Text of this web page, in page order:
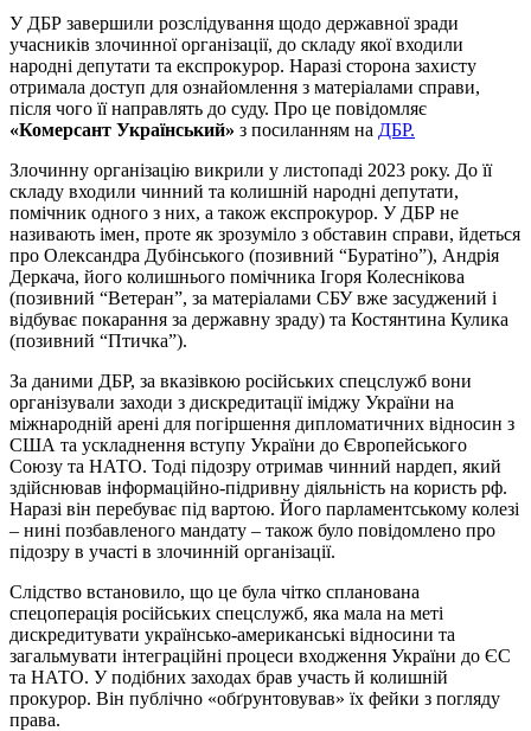
У ДБР завершили розслідування щодо державної зради
учасників злочинної організації, до складу якої входили
народні депутати та експрокурор. Наразі сторона захисту
отримала доступ для ознайомлення з матеріалами справи,
після чого її направлять до суду. Про це повідомляє
«Комерсант Український» з посиланням на ДБР.
Злочинну організацію викрили у листопаді 2023 року. До її
складу входили чинний та колишній народні депутати,
помічник одного з них, а також експрокурор. У ДБР не
називають імен, проте як зрозуміло з обставин справи, йдеться
про Олександра Дубінського (позивний “Буратіно”), Андрія
Деркача, його колишнього помічника Ігоря Колеснікова
(позивний “Ветеран”, за матеріалами СБУ вже засуджений і
відбуває покарання за державну зраду) та Костянтина Кулика
(позивний “Птичка”).
За даними ДБР, за вказівкою російських спецслужб вони
організували заходи з дискредитації іміджу України на
міжнародній арені для погіршення дипломатичних відносин з
США та ускладнення вступу України до Європейського
Союзу та НАТО. Тоді підозру отримав чинний нардеп, який
здійснював інформаційно-підривну діяльність на користь рф.
Наразі він перебуває під вартою. Його парламентському колезі
– нині позбавленого мандату – також було повідомлено про
підозру в участі в злочинній організації.
Слідство встановило, що це була чітко спланована
спецоперація російських спецслужб, яка мала на меті
дискредитувати українсько-американські відносини та
загальмувати інтеграційні процеси входження України до ЄС
та НАТО. У подібних заходах брав участь й колишній
прокурор. Він публічно «обґрунтовував» їх фейки з погляду
права.